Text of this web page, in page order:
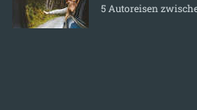
5 Autoreisen